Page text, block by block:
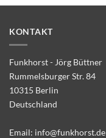
KONTAKT
Funkhorst - Jörg Büttner
Rummelsburger Str. 84
10315 Berlin
Deutschland
Email: info@funkhorst.de